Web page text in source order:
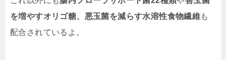
を増やすオリゴ糖、悪玉菌を減らす水溶性食物繊維も
配合されているよ。